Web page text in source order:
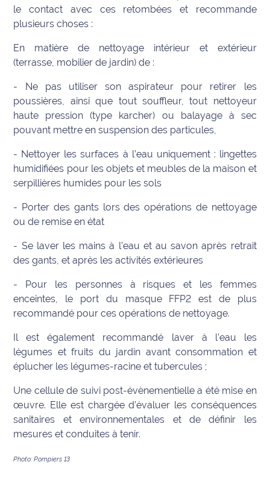
Municipales
Contenus
Partenaires
de la
rédaction
Coup de
Maritima
Maritima
de Jeff
C'est
club
Les
Maritima
Bon
plan
le contact avec ces retombées et recommande
plusieurs choses :
En matière de nettoyage intérieur et extérieur
(terrasse, mobilier de jardin) de :
- Ne pas utiliser son aspirateur pour retirer les
poussières, ainsi que tout souffleur, tout nettoyeur
haute pression (type karcher) ou balayage à sec
pouvant mettre en suspension des particules,
- Nettoyer les surfaces à l’eau uniquement : lingettes
humidifiées pour les objets et meubles de la maison et
serpillières humides pour les sols
- Porter des gants lors des opérations de nettoyage
ou de remise en état
- Se laver les mains à l’eau et au savon après retrait
des gants, et après les activités extérieures
- Pour les personnes à risques et les femmes
enceintes, le port du masque FFP2 est de plus
recommandé pour ces opérations de nettoyage.
Il est également recommandé laver à l’eau les
légumes et fruits du jardin avant consommation et
éplucher les légumes-racine et tubercules ;
Une cellule de suivi post-évènementielle a été mise en
œuvre. Elle est chargée d’évaluer les conséquences
sanitaires et environnementales et de définir les
mesures et conduites à tenir.
Photo: Pompiers 13